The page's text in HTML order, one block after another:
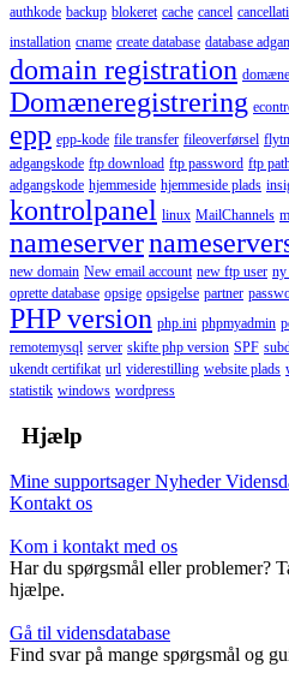
authkode backup blokeret cache cancel
installation cname create database database
domain registration
Domæneregistrering
epp epp-kode file transfer fileoverførsel
adgangskode ftp download ftp password ftp
adgangskode hjemmeside hjemmeside plads
kontrolpanel linux MailChannels
nameserver
new domain New email account new ftp user ny
oprette database opsige opsigelse partner
PHP version php.ini phpmyadmin
remotemysql server skifte php version SPF
ukendt certifikat url viderestilling website plads
statistik windows wordpress
Hjælp
Mine supportsagerNyheder
Kontakt os
Kom i kontakt med os
Har du spørgsmål eller problemer?
hjælpe.
Gå til vidensdatabase
Find svar på mange spørgsmål og